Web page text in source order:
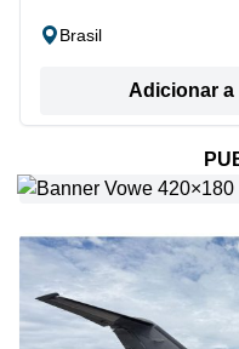
Brasil
Adicionar a